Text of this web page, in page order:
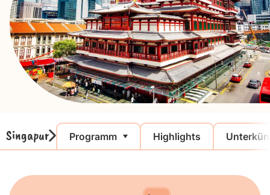
Singapur Programm Highlights